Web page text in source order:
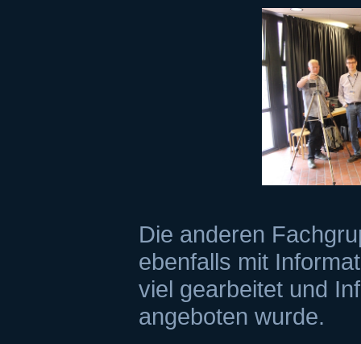
Die anderen
ebenfalls mit
viel gearbeitet und
angeboten wurde.